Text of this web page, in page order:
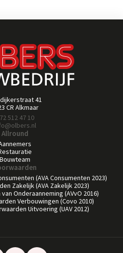
41
CR Alkmaar
512 47 10
Allround
Bouwteam
(AVA Consumenten 2023)
Zakelijk (AVA Zakelijk 2023)
Onderaanneming (AVvO 2016)
Verbouwingen (Covo 2010)
Uitvoering (UAV 2012)